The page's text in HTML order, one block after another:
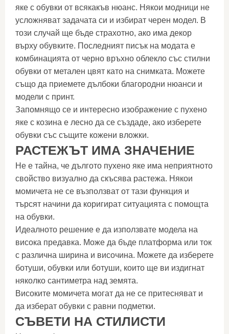
яке с обувки от всякакъв нюанс. Някои модници не
усложняват задачата си и избират черен модел. В
този случай ще бъде страхотно, ако има декор
върху обувките. Последният писък на модата е
комбинацията от черно връхно облекло със стилни
обувки от метален цвят като на снимката. Можете
също да приемете дълбоки благородни нюанси и
модели с принт.
Запомнящо се и интересно изображение с пухено
яке с козина е лесно да се създаде, ако изберете
обувки със същите кожени вложки.
РАСТЕЖЪТ ИМА ЗНАЧЕНИЕ
Не е тайна, че дългото пухено яке има неприятното
свойство визуално да скъсява растежа. Някои
момичета не се възползват от тази функция и
търсят начини да коригират ситуацията с помощта
на обувки.
Идеалното решение е да използвате модела на
висока предавка. Може да бъде платформа или ток
с различна ширина и височина. Можете да изберете
ботуши, обувки или ботуши, които ще ви издигнат
няколко сантиметра над земята.
Високите момичета могат да не се притесняват и
да изберат обувки с равни подметки.
СЪВЕТИ НА СТИЛИСТИ